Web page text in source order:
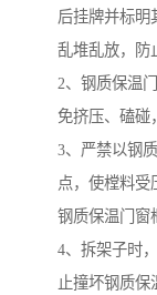
后挂牌并标明
乱堆乱放，防
2、钢质保温
免挤压、磕碰
3、严禁以钢
点，使樘料受
钢质保温门窗
4、拆架子时
止撞坏钢质保